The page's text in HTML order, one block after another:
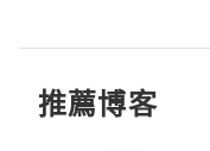
推薦博客